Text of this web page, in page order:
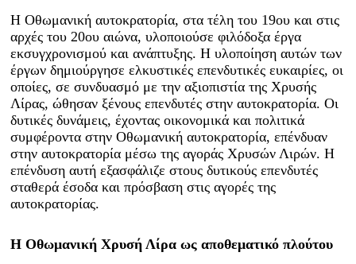
Η Οθωμανική αυτοκρατορία, στα τέλη του 19ου και στις
αρχές του 20ου αιώνα, υλοποιούσε φιλόδοξα έργα
εκσυγχρονισμού και ανάπτυξης. Η υλοποίηση αυτών των
έργων δημιούργησε ελκυστικές επενδυτικές ευκαιρίες, οι
οποίες, σε συνδυασμό με την αξιοπιστία της Χρυσής
Λίρας, ώθησαν ξένους επενδυτές στην αυτοκρατορία. Οι
δυτικές δυνάμεις, έχοντας οικονομικά και πολιτικά
συμφέροντα στην Οθωμανική αυτοκρατορία, επένδυαν
στην αυτοκρατορία μέσω της αγοράς Χρυσών Λιρών. Η
επένδυση αυτή εξασφάλιζε στους δυτικούς επενδυτές
σταθερά έσοδα και πρόσβαση στις αγορές της
αυτοκρατορίας.
Η Οθωμανική Χρυσή Λίρα ως αποθεματικό πλούτου